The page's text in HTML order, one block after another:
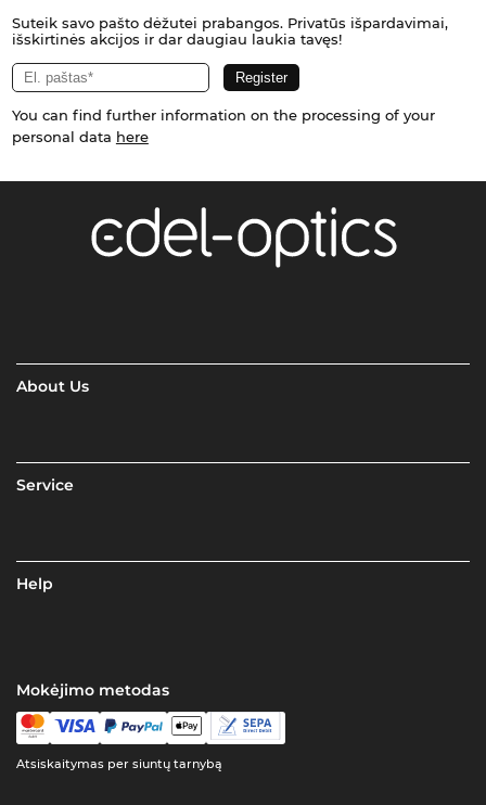
Suteik savo pašto dėžutei prabangos. Privatūs išpardavimai,
išskirtinės akcijos ir dar daugiau laukia tavęs!
You can find further information on the processing of your
personal data here
About Us
Service
Help
Mokėjimo metodas
Atsiskaitymas per siuntų tarnybą